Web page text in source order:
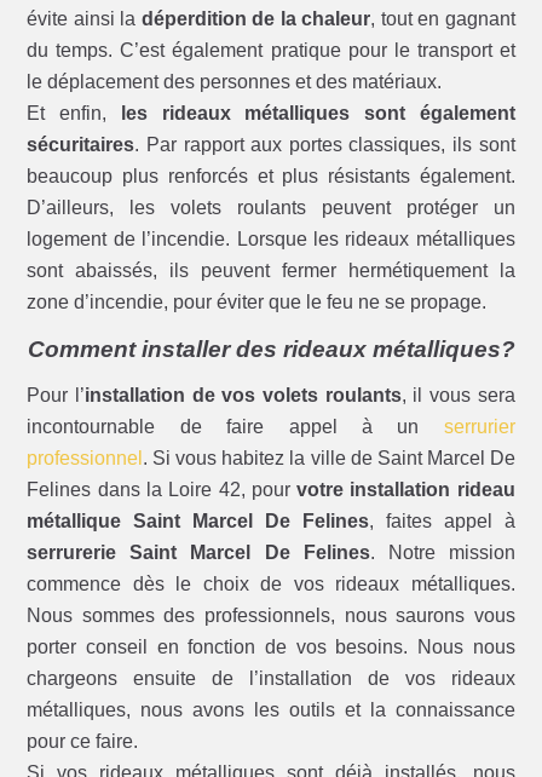
évite ainsi la déperdition de la chaleur, tout en gagnant
du temps. C’est également pratique pour le transport et
le déplacement des personnes et des matériaux.
Et enfin,
les rideaux métalliques sont également
sécuritaires. Par rapport aux portes classiques, ils sont
beaucoup plus renforcés et plus résistants également.
D’ailleurs, les volets roulants peuvent protéger un
logement de l’incendie. Lorsque les rideaux métalliques
sont abaissés, ils peuvent fermer hermétiquement la
zone d’incendie, pour éviter que le feu ne se propage.
Comment installer des rideaux métalliques?
Pour l’installation de vos volets roulants, il vous sera
incontournable de faire appel à un serrurier
professionnel . Si vous habitez la ville de Saint Marcel De
Felines dans la Loire 42, pourvotre installation rideau
métallique Saint Marcel De Felines, faites appel à
serrurerie Saint Marcel De Felines. Notre mission
commence dès le choix de vos rideaux métalliques.
Nous sommes des professionnels, nous saurons vous
porter conseil en fonction de vos besoins. Nous nous
chargeons ensuite de l’installation de vos rideaux
métalliques, nous avons les outils et la connaissance
pour ce faire.